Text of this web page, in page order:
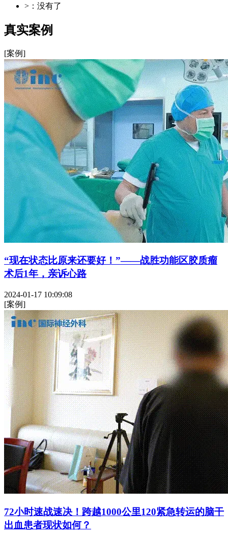
>：没有了
真实案例
[案例]
“现在状态比原来还要好！”——战胜功能区胶质瘤
术后1年，亲诉心路
2024-01-17 10:09:08
[案例]
72小时速战速决！跨越1000公里120紧急转运的脑干
出血患者现状如何？